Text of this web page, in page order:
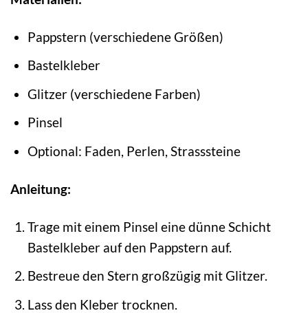
Pappstern (verschiedene Größen)
Bastelkleber
Glitzer (verschiedene Farben)
Pinsel
Optional: Faden, Perlen, Strasssteine
Anleitung:
Trage mit einem Pinsel eine dünne Schicht
Bastelkleber auf den Pappstern auf.
Bestreue den Stern großzügig mit Glitzer.
Lass den Kleber trocknen.